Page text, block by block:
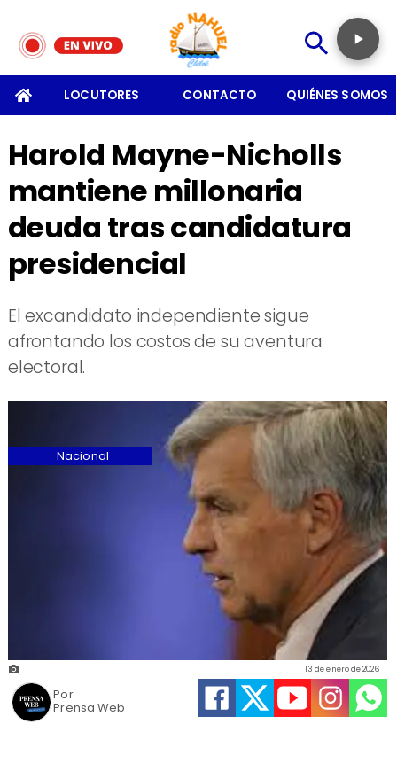
LOCUTORES CONTACTO QUIÉNES SOMOS
Harold Mayne-Nicholls
mantiene millonaria
deuda tras candidatura
presidencial
El excandidato independiente sigue
afrontando los costos de su aventura
electoral.
Prensa Web
13 de enero de 2026
Nacional
Por